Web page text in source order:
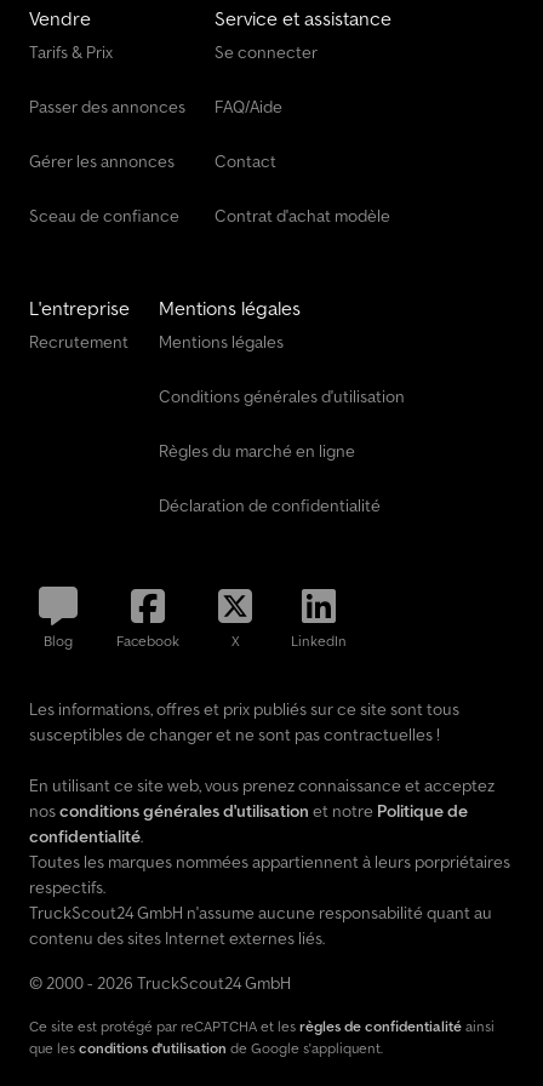
Vendre
Tarifs & Prix
Passer des annonces
Gérer les annonces
Sceau de confiance
Service et assistance
Se connecter
FAQ/Aide
Contact
Contrat d'achat modèle
L'entreprise
Recrutement
Mentions légales
Mentions légales
Conditions générales d'utilisation
Règles du marché en ligne
Déclaration de confidentialité
Blog Facebook X LinkedIn
Les informations, offres et prix publiés sur ce site sont tous
susceptibles de changer et ne sont pas contractuelles !
En utilisant ce site web, vous prenez connaissance et acceptez
nosconditions générales d'utilisation et notre Politique de
confidentialité.
Toutes les marques nommées appartiennent à leurs porpriétaires
respectifs.
TruckScout24 GmbH n'assume aucune responsabilité quant au
contenu des sites Internet externes liés.
© 2000 - 2026 TruckScout24 GmbH
Ce site est protégé par reCAPTCHA et les règles de confidentialité ainsi
que les conditions d'utilisation de Google s'appliquent.